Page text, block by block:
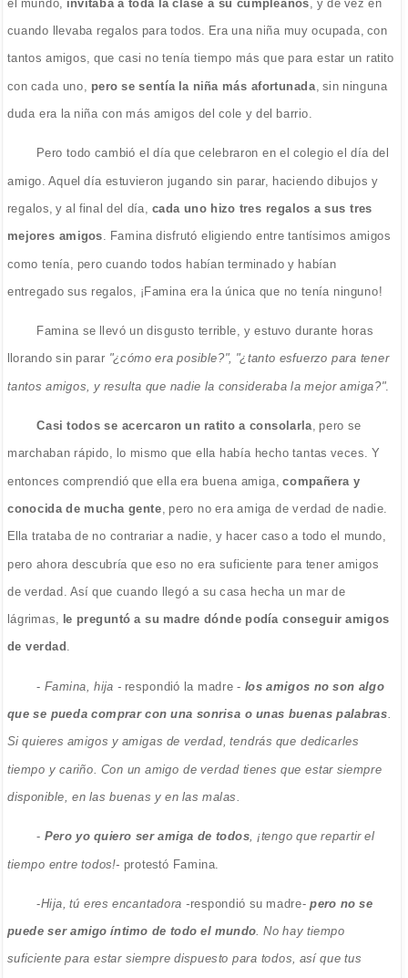
el mundo, invitaba a toda la clase a su cumpleaños , y de vez en
cuando llevaba regalos para todos. Era una niña muy ocupada, con
tantos amigos, que casi no tenía tiempo más que para estar un ratito
con cada uno, pero se sentía la niña más afortunada , sin ninguna
duda era la niña con más amigos del cole y del barrio.
Pero todo cambió el día que celebraron en el colegio el día del
amigo. Aquel día estuvieron jugando sin parar, haciendo dibujos y
regalos, y al final del día, cada uno hizo tres regalos a sus tres
mejores amigos . Famina disfrutó eligiendo entre tantísimos amigos
como tenía, pero cuando todos habían terminado y habían
entregado sus regalos, ¡Famina era la única que no tenía ninguno!
Famina se llevó un disgusto terrible, y estuvo durante horas
llorando sin parar "¿cómo era posible?", "¿tanto esfuerzo para tener
tantos amigos, y resulta que nadie la consideraba la mejor amiga?".
Casi todos se acercaron un ratito a consolarla , pero se
marchaban rápido, lo mismo que ella había hecho tantas veces. Y
entonces comprendió que ella era buena amiga, compañera y
conocida de mucha gente , pero no era amiga de verdad de nadie.
Ella trataba de no contrariar a nadie, y hacer caso a todo el mundo,
pero ahora descubría que eso no era suficiente para tener amigos
de verdad. Así que cuando llegó a su casa hecha un mar de
lágrimas, le preguntó a su madre dónde podía conseguir amigos
de verdad .
- Famina, hija - respondió la madre - los amigos no son algo
que se pueda comprar con una sonrisa o unas buenas palabras
Si quieres amigos y amigas de verdad, tendrás que dedicarles
tiempo y cariño. Con un amigo de verdad tienes que estar siempre
disponible, en las buenas y en las malas.
- Pero yo quiero ser amiga de todos , ¡tengo que repartir el
tiempo entre todos!- protestó Famina.
-Hija, tú eres encantadora -respondió su madre- pero no se
puede ser amigo íntimo de todo el mundo . No hay tiempo
suficiente para estar siempre dispuesto para todos, así que tus